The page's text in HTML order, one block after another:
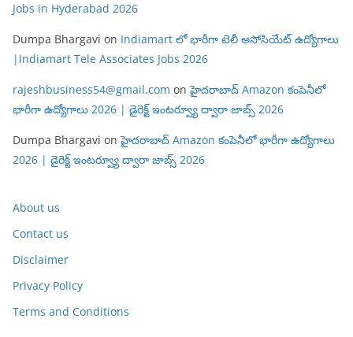
Jobs in Hyderabad 2026
Dumpa Bhargavi on Indiamart లో భారీగా టెలీ అసోసియేట్ ఉద్యోగాలు
|Indiamart Tele Associates Jobs 2026
rajeshbusiness54@gmail.com onహైదరాబాద్ Amazon కంపెనీలో
భారీగా ఉద్యోగాలు 2026 | డైరెక్ట్ ఇంటర్వ్యూ ద్వారా జాబ్స్ 2026
Dumpa Bhargavi onహైదరాబాద్ Amazon కంపెనీలో భారీగా ఉద్యోగాలు
2026 | డైరెక్ట్ ఇంటర్వ్యూ ద్వారా జాబ్స్ 2026
About us
Contact us
Disclaimer
Privacy Policy
Terms and Conditions